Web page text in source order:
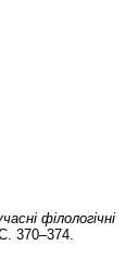
філологічні
370–374.